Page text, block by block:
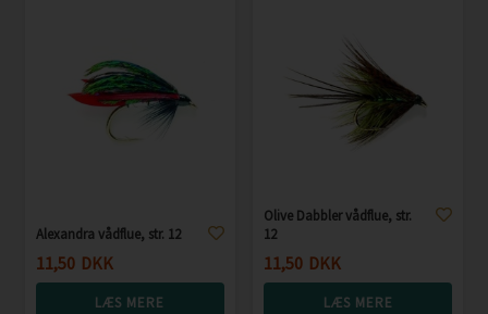
Alexandra vådflue, str. 12
11,50 DKK
LÆS MERE
Olive Dabbler vådflue, str.
12
11,50 DKK
LÆS MERE